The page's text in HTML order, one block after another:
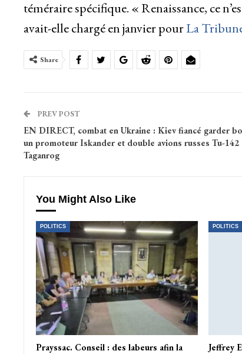
téméraire spécifique. « Renaissance, ce
avait-elle chargé en janvier pourLa
Share
PREV POST
EN DIRECT, combat en Ukraine : Kiev fiancé garder
un promoteur Iskander et double avions russes Tu-142
Taganrog
You Might Also Like
POLITICS
Prayssac. Conseil : des labeurs afin la
POLITICS
Jeffrey